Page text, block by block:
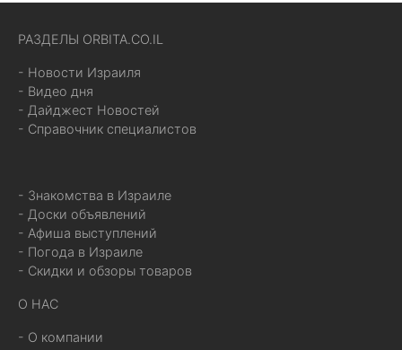
РАЗДЕЛЫ ORBITA.CO.IL
- Новости Израиля
- Видео дня
- Дайджест Новостей
- Справочник специалистов
- Знакомства в Израиле
- Доски объявлений
- Афиша выступлений
- Погода в Израиле
- Скидки и обзоры товаров
О НАС
- О компании